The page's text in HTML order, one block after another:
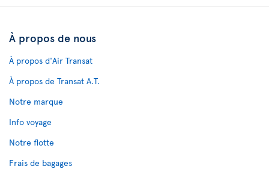
À propos de nous
À propos d'Air Transat
À propos de Transat A.T.
Notre marque
Info voyage
Notre flotte
Frais de bagages